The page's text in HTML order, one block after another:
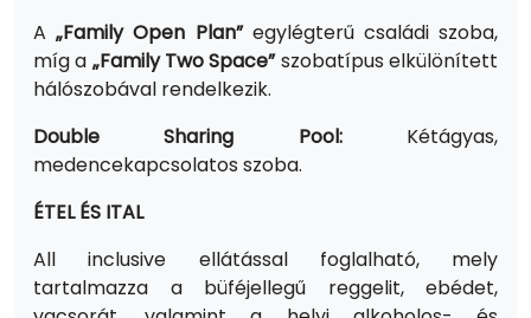
A„Family Open Plan”egylégterű családi szoba,
míg a „Family Two Space”szobatípus elkülönített
hálószobával rendelkezik.
Double Sharing Pool:Kétágyas,
medencekapcsolatos szoba.
ÉTEL ÉS ITAL
All inclusive ellátással foglalható, mely
tartalmazza a büféjellegű reggelit, ebédet,